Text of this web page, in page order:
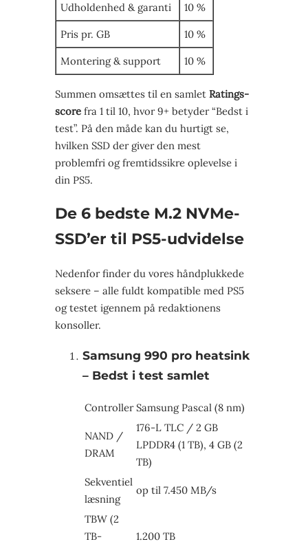
Udholdenhed & garanti 10 %
Pris pr. GB 10 %
Montering & support 10 %
Summen omsættes til en samlet Ratings-
score fra 1 til 10, hvor 9+ betyder “Bedst i
test”. På den måde kan du hurtigt se,
hvilken SSD der giver den mest
problemfri og fremtidssikre oplevelse i
din PS5.
De 6 bedste M.2 NVMe-
SSD’er til PS5-udvidelse
Nedenfor finder du vores håndplukkede
seksere – alle fuldt kompatible med PS5
og testet igennem på redaktionens
konsoller.
Samsung 990 pro heatsink
– Bedst i test samlet
Controller Samsung Pascal (8 nm)
NAND /
DRAM
176-L TLC / 2 GB
LPDDR4 (1 TB), 4 GB (2
TB)
Sekventiel
læsning
op til 7.450 MB/s
TBW (2
TB-
1.200 TB